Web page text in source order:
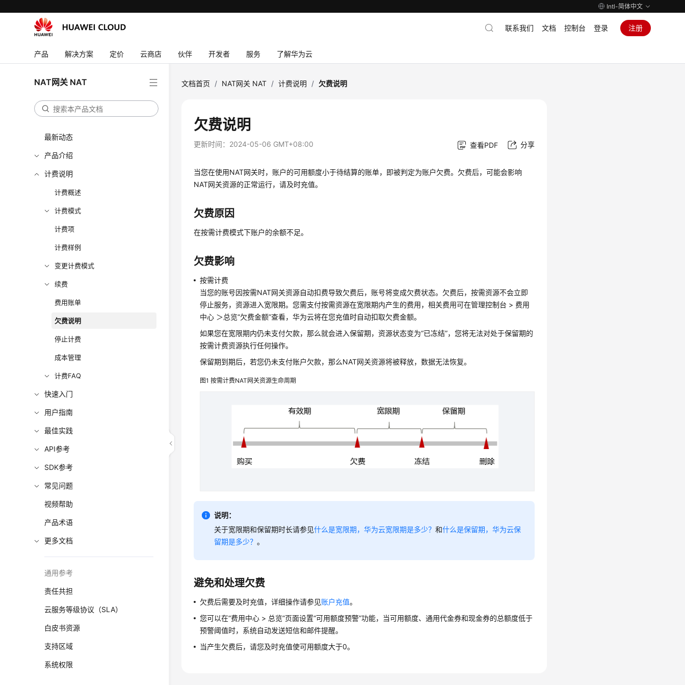
Intl-简体中文
产品 解决方案 定价 云商店 伙伴 开发者 服务 了解华为云
联系我们 文档 控制台 登录 注册
NAT网关 NAT
最新动态
产品介绍
计费说明
计费概述
计费模式
计费项
计费样例
变更计费模式
续费
费用账单
欠费说明
停止计费
成本管理
计费FAQ
快速入门
用户指南
最佳实践
API参考
SDK参考
常见问题
视频帮助
产品术语
更多文档
通用参考
责任共担
云服务等级协议（SLA）
白皮书资源
支持区域
系统权限
文档首页 / NAT网关 NAT / 计费说明 / 欠费说明
欠费说明
更新时间： 2024-05-06 GMT+08:00 查看PDF 分享
当您在使用NAT网关时，账户的可用额度小于待结算的账单，即被判定为账户欠费。欠费后，可能会影响
NAT网关资源的正常运行，请及时充值。
欠费原因
在按需计费模式下账户的余额不足。
欠费影响
按需计费
当您的账号因按需NAT网关资源自动扣费导致欠费后，账号将变成欠费状态。欠费后，按需资源不会立即
停止服务，资源进入宽限期。您需支付按需资源在宽限期内产生的费用，相关费用可在管理控制台 > 费用
中心 ＞总览“欠费金额”查看，华为云将在您充值时自动扣取欠费金额。
如果您在宽限期内仍未支付欠款，那么就会进入保留期，资源状态变为“已冻结”，您将无法对处于保留期的
按需计费资源执行任何操作。
保留期到期后，若您仍未支付账户欠款，那么NAT网关资源将被释放，数据无法恢复。
图1按需计费NAT网关资源生命周期
说明：
关于宽限期和保留期时长请参见什么是宽限期，华为云宽限期是多少？和什么是保留期，华为云保
留期是多少？。
避免和处理欠费
欠费后需要及时充值，详细操作请参见账户充值。
您可以在“费用中心 > 总览”页面设置“可用额度预警”功能，当可用额度、通用代金券和现金券的总额度低于
预警阈值时，系统自动发送短信和邮件提醒。
当产生欠费后，请您及时充值使可用额度大于0。